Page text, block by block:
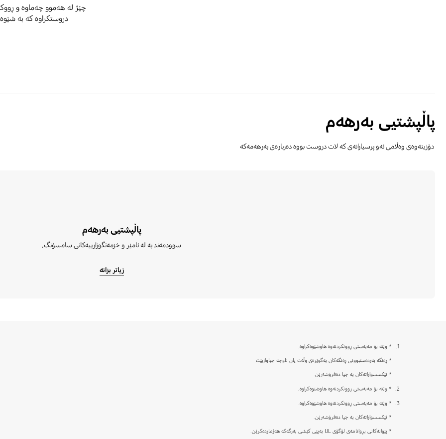
چێژ لە هەموو چەماوە و
دروستکراوە کە بە
پاڵپشتیی بەرھەم
دۆزینەوەی وەڵامی ئەو پرسیارانەی کە لات دروست بووە دەربارەی بەرهەمەکە
پاڵپشتیی بەرھەم
سوودمەند بە لە ئامێر و خزمەتگوزارییەکانی سامسۆنگ.
زیاتر بزانە
1. * وێنە بۆ مەبەستی ڕوونکردنەوە هاوشێوەکراوە.
* ڕەنگە بەردەستبوونی ڕەنگەکان بەگوێرەی وڵات یان ناوچە جیاوازبێت.
* ئێکسسواراتەکان بە جیا دەفرۆشترێن.
2. * وێنە بۆ مەبەستی ڕوونکردنەوە هاوشێوەکراوە.
3. * وێنە بۆ مەبەستی ڕوونکردنەوە هاوشێوەکراوە.
* ئێکسسواراتەکان بە جیا دەفرۆشترێن.
* پێوانەکانی بڕوانامەی لۆگۆی UL بەپێی کێشی بەرگەکە هەژماردەکرێن.